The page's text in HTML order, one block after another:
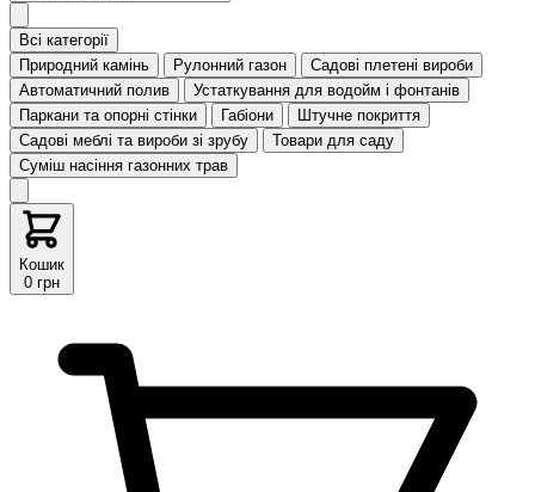
Всі категорії
Природний камінь
Рулонний газон
Садові плетені вироби
Автоматичний полив
Устаткування для водойм і фонтанів
Паркани та опорні стінки
Габіони
Штучне покриття
Садові меблі та вироби зі зрубу
Товари для саду
Суміш насіння газонних трав
Кошик
0 грн